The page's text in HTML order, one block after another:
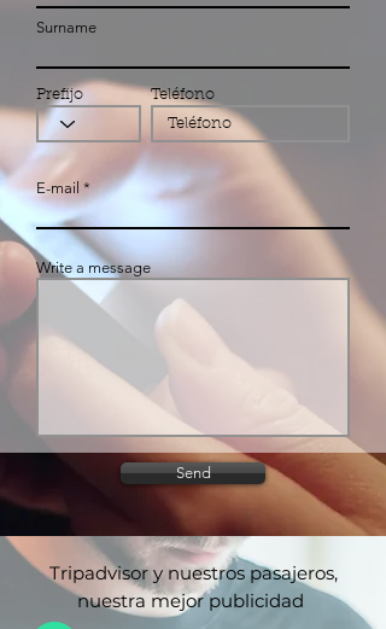
Surname
Prefijo Teléfono
E-mail
Write a message
Send
Tripadvisor y nuestros pasajeros,
nuestra mejor publicidad